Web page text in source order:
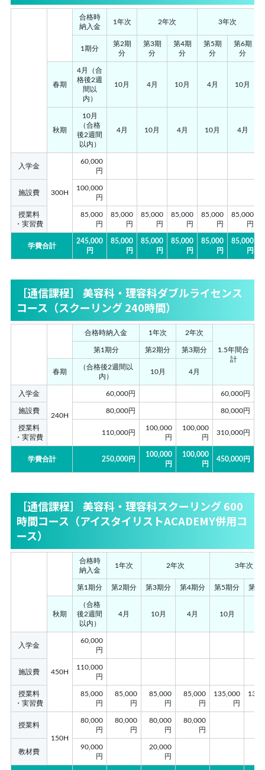
合格時
納入金
1年次 2年次 3年次
1期分
第2期
分
第3期
分
第4期
分
第5期
分
第6期
分
春期
4月（合
格後2週
間以
内）
10月 4月 10月 4月 10月
秋期
10月
（合格
後2週間
以内）
4月 10月 4月 10月 4月
入学金
300H
60,000
円
施設費
100,000
円
授業料
・実習費
85,000
円
85,000
円
85,000
円
85,000
円
85,000
円
85,000
円
学費合計
245,000
円
85,000
円
85,000
円
85,000
円
85,000
円
85,000
円
［通信課程］ 美容科・理容科ダブルライセンス
コース（スクーリング 240時間）
合格時納入金 1年次 2年次
1.5年間合
計
第1期分 第2期分 第3期分
春期
（合格後2週間以
内）
10月 4月
入学金
240H
60,000円 60,000円
施設費 80,000円 80,000円
授業料
・実習費
110,000円
100,000
円
100,000
円
310,000円
学費合計 250,000円
100,000
円
100,000
円
450,000円
［通信課程］ 美容科・理容科スクーリング 600
時間コース（アイスタイリストACADEMY併用コ
ース）
合格時
納入金
1年次 2年次 3年次
第1期分 第2期分 第3期分 第4期分 第5期分 第6
秋期
（合格
後2週間
以内）
4月 10月 4月 10月
入学金
450H
60,000
円
施設費
110,000
円
授業料
・実習費
85,000
円
85,000
円
85,000
円
85,000
円
135,000
円
授業料
150H
80,000
円
80,000
円
80,000
円
80,000
円
教材費
90,000
円
20,000
円